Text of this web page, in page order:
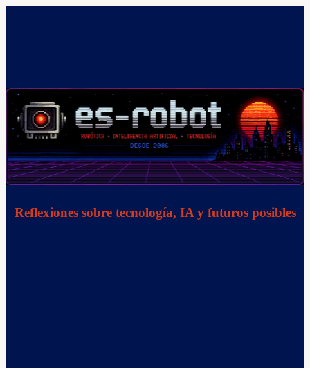
Reflexiones sobre tecnología, IA y futuros posibles